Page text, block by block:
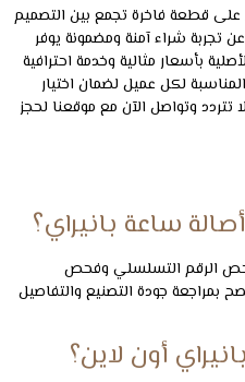
الساعات الأصلية تأتي بضمان
والضمان يمنحك راحة
طويلة.
بعد الشراء؟
الأعطال والحفاظ على جودة الساعة